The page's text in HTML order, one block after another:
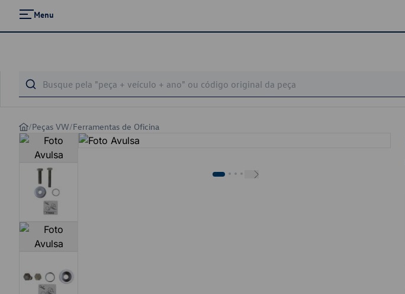
Menu
/Peças VW/Ferramentas de Oficina